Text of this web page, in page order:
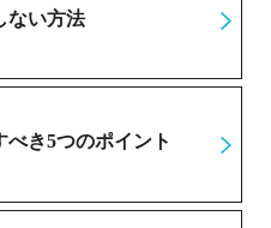
ない方法
き5つのポイント